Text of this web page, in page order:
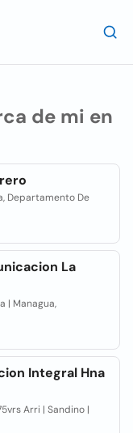
de mi en
Departamento De
La
| Managua,
Integral Hna
Arri | Sandino |